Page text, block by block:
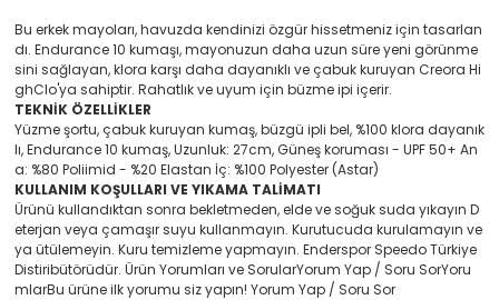
Bu erkek mayoları, havuzda kendinizi özgür hissetmeniz için tasarlan
dı. Endurance 10 kumaşı, mayonuzun daha uzun süre yeni görünme
sini sağlayan, klora karşı daha dayanıklı ve çabuk kuruyan Creora Hi
ghClo'ya sahiptir. Rahatlık ve uyum için büzme ipi içerir.
TEKNİK ÖZELLİKLER
Yüzme şortu, çabuk kuruyan kumaş, büzgü ipli bel, %100 klora dayanık
lı, Endurance 10 kumaş, Uzunluk: 27cm, Güneş koruması - UPF 50+ An
a: %80 Poliimid - %20 Elastan İç: %100 Polyester (Astar)
KULLANIM KOŞULLARI VE YIKAMA TALİMATI
Ürünü kullandıktan sonra bekletmeden, elde ve soğuk suda yıkayın D
eterjan veya çamaşır suyu kullanmayın. Kurutucuda kurulamayın ve
ya ütülemeyin. Kuru temizleme yapmayın. Enderspor Speedo Türkiye
Distiribütörüdür. Ürün Yorumları ve SorularYorum Yap / Soru SorYoru
mlarBu ürüne ilk yorumu siz yapın! Yorum Yap / Soru Sor